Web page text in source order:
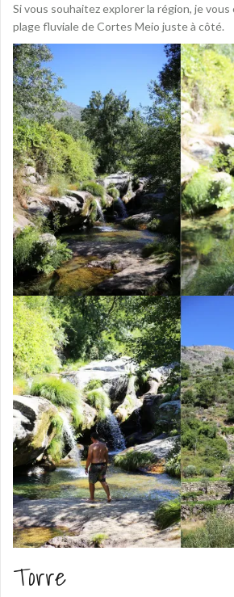
Si vous souhaitez explorer la région, je
plage fluviale de Cortes Meio juste à côté.
Torre